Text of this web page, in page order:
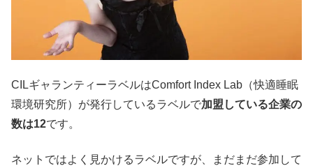
CILギャランティーラベルはComfort Index Lab（快適睡眠
環境研究所）が発行しているラベルで加盟している企業の
数は12です。
ネットではよく見かけるラベルですが、まだまだ参加して